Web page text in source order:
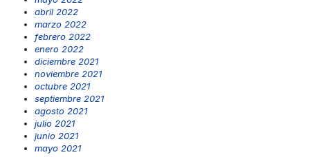
abril 2022
marzo 2022
febrero 2022
enero 2022
diciembre 2021
noviembre 2021
octubre 2021
septiembre 2021
agosto 2021
julio 2021
junio 2021
mayo 2021